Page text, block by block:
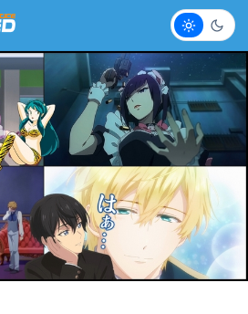
Claro